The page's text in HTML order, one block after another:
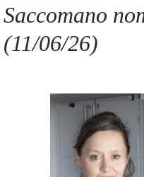
▼
Se connecter
Saccomano
(11/06/26)